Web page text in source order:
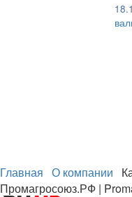
Главная О компании
Промагросоюз.РФ |